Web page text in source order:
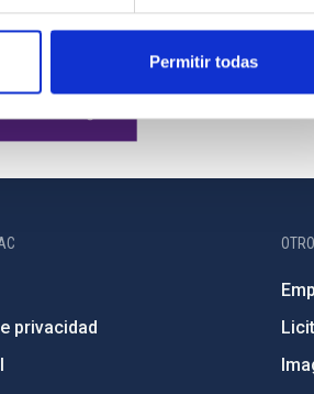
Permitir todas
privacidad